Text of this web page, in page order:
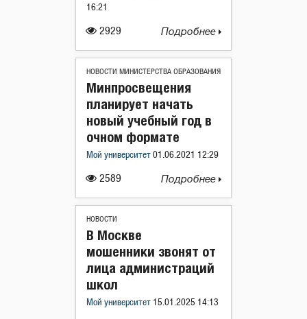
2929
16:21
Подробнее
НОВОСТИ МИНИСТЕРСТВА ОБРАЗОВАНИЯ
2589
Минпросвещения
планирует начать
новый учебный год в
очном формате
Мой университет 01.06.2021 12:29
Подробнее
НОВОСТИ
В Москве
мошенники звонят от
лица администраций
школ
Мой университет 15.01.2025 14:13